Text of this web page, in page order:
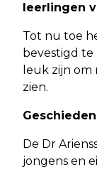
leerlingen
Tot nu toe
bevestigd
leuk zijn
zien.
De Dr
jongens en